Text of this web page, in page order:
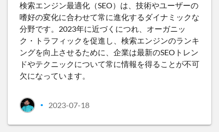
検索エンジン最適化（SEO）は、技術やユーザーの
嗜好の変化に合わせて常に進化するダイナミックな
分野です。2023年に近づくにつれ、オーガニッ
ク・トラフィックを促進し、検索エンジンのランキ
ングを向上させるために、企業は最新のSEOトレン
ドやテクニックについて常に情報を得ることが不可
欠になっています。
• 2023-07-18